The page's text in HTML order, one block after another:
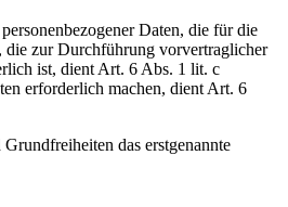
Daten, die für die
die zur Durchführung vorvertraglicher
ist, dient Art. 6 Abs. 1 lit. c
erforderlich machen, dient Art. 6
das erstgenannte